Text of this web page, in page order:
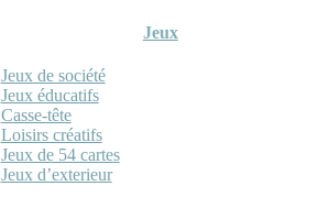
Jeux
Jeux de société
Jeux éducatifs
Casse-tête
Loisirs créatifs
Jeux de 54 cartes
Jeux d’exterieur